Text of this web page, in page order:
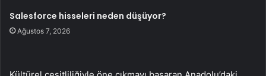
Salesforce hisseleri neden düşüyor?
Ağustos 7, 2026